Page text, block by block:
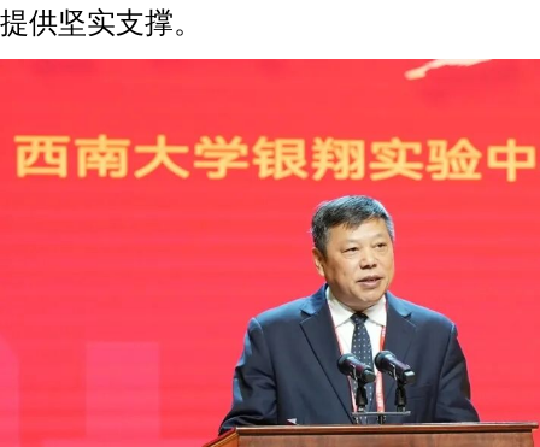
提供坚实支撑。